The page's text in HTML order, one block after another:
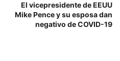
El vicepresidente de EEUU
Mike Pence y su esposa dan
negativo de COVID-19